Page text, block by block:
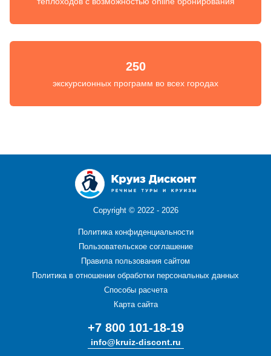
250
экскурсионных программ во всех городах
Copyright © 2022 - 2026
Политика конфиденциальности
Пользовательское соглашение
Правила пользования сайтом
Политика в отношении обработки персональных данных
Способы расчета
Карта сайта
+7 800 101-18-19
info@kruiz-discont.ru